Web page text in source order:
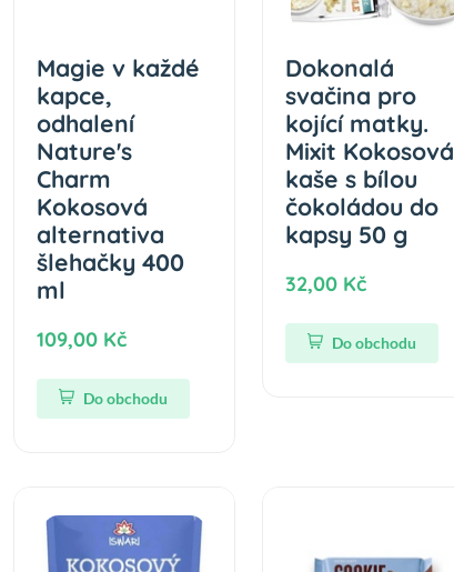
Magie v každé
kapce,
odhalení
Nature's
Charm
Kokosová
alternativa
šlehačky 400
ml
109,00 Kč
Do obchodu
Dokonalá
svačina pro
kojící matky.
Mixit Kokosová
kaše s bílou
čokoládou do
kapsy 50 g
32,00 Kč
Do obchodu